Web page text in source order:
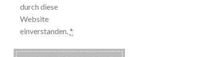
durch diese
Website
einverstanden. *